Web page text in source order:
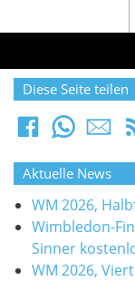
Diese Seite teilen
Aktuelle News
WM 2026,
Wimbledon-
Sinner
WM 2026,